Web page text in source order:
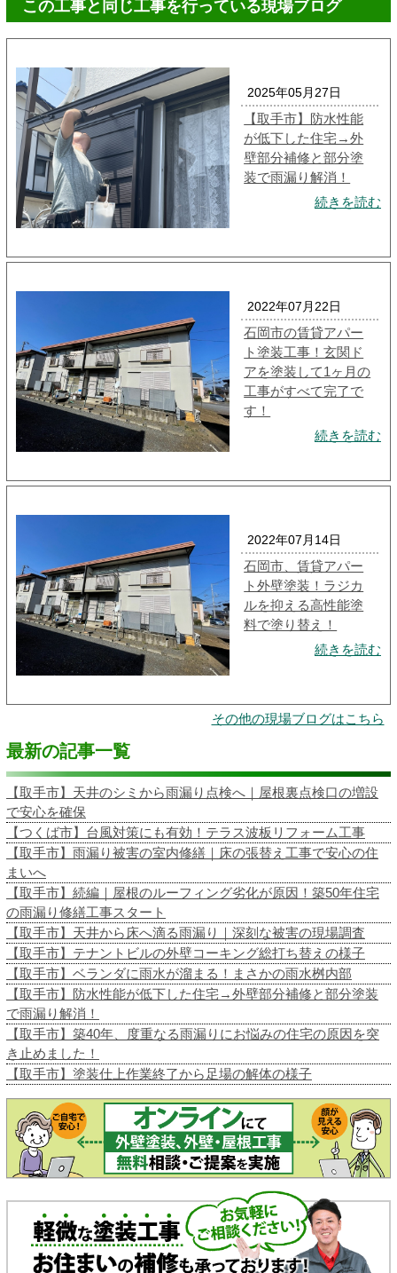
この工事と同じ工事を行っている現場ブログ
2025年05月27日
【取手市】防水性能
が低下した住宅→外
壁部分補修と部分塗
装で雨漏り解消！
続きを読む
2022年07月22日
石岡市の賃貸アパー
ト塗装工事！玄関ド
アを塗装して1ヶ月の
工事がすべて完了で
す！
続きを読む
2022年07月14日
石岡市、賃貸アパー
ト外壁塗装！ラジカ
ルを抑える高性能塗
料で塗り替え！
続きを読む
その他の現場ブログはこちら
最新の記事一覧
【取手市】天井のシミから雨漏り点検へ｜屋根裏点検口の増設
で安心を確保
【つくば市】台風対策にも有効！テラス波板リフォーム工事
【取手市】雨漏り被害の室内修繕｜床の張替え工事で安心の住
まいへ
【取手市】続編｜屋根のルーフィング劣化が原因！築50年住宅
の雨漏り修繕工事スタート
【取手市】天井から床へ滴る雨漏り｜深刻な被害の現場調査
【取手市】テナントビルの外壁コーキング総打ち替えの様子
【取手市】ベランダに雨水が溜まる！まさかの雨水桝内部
【取手市】防水性能が低下した住宅→外壁部分補修と部分塗装
で雨漏り解消！
【取手市】築40年、度重なる雨漏りにお悩みの住宅の原因を突
き止めました！
【取手市】塗装仕上作業終了から足場の解体の様子